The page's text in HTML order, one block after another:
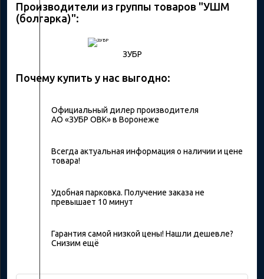
Производители из группы товаров "УШМ
(болгарка)":
ЗУБР
Почему купить у нас выгодно:
Официальный дилер производителя
АО «ЗУБР ОВК» в Воронеже
Всегда актуальная информация о наличии и цене
товара!
Удобная парковка. Получение заказа не
превышает 10 минут
Гарантия самой низкой цены! Нашли дешевле?
Снизим ещё